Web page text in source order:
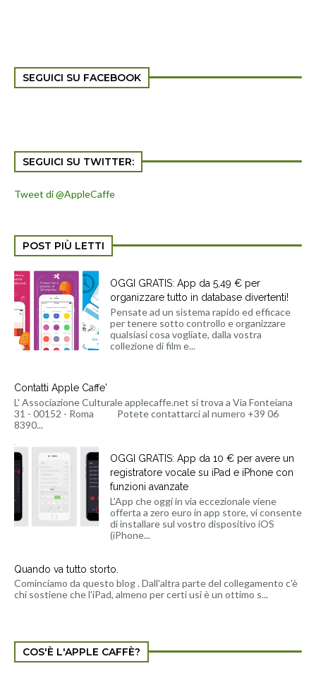
SEGUICI SU FACEBOOK
SEGUICI SU TWITTER:
Tweet di @AppleCaffe
POST PIÙ LETTI
OGGI GRATIS: App da 5,49 € per
organizzare tutto in database divertenti!
Pensate ad un sistema rapido ed efficace
per tenere sotto controllo e organizzare
qualsiasi cosa vogliate, dalla vostra
collezione di film e...
Contatti Apple Caffe'
L' Associazione Culturale applecaffe.net si trova a Via Fonteiana
31 - 00152 - Roma Potete contattarci al numero +39 06
8390...
OGGI GRATIS: App da 10 € per avere un
registratore vocale su iPad e iPhone con
funzioni avanzate
L'App che oggi in via eccezionale viene
offerta a zero euro in app store, vi consente
di installare sul vostro dispositivo iOS
(iPhone...
Quando va tutto storto.
Cominciamo da questo blog . Dall'altra parte del collegamento c'è
chi sostiene che l'iPad, almeno per certi usi è un ottimo s...
COS'È L'APPLE CAFFÈ?